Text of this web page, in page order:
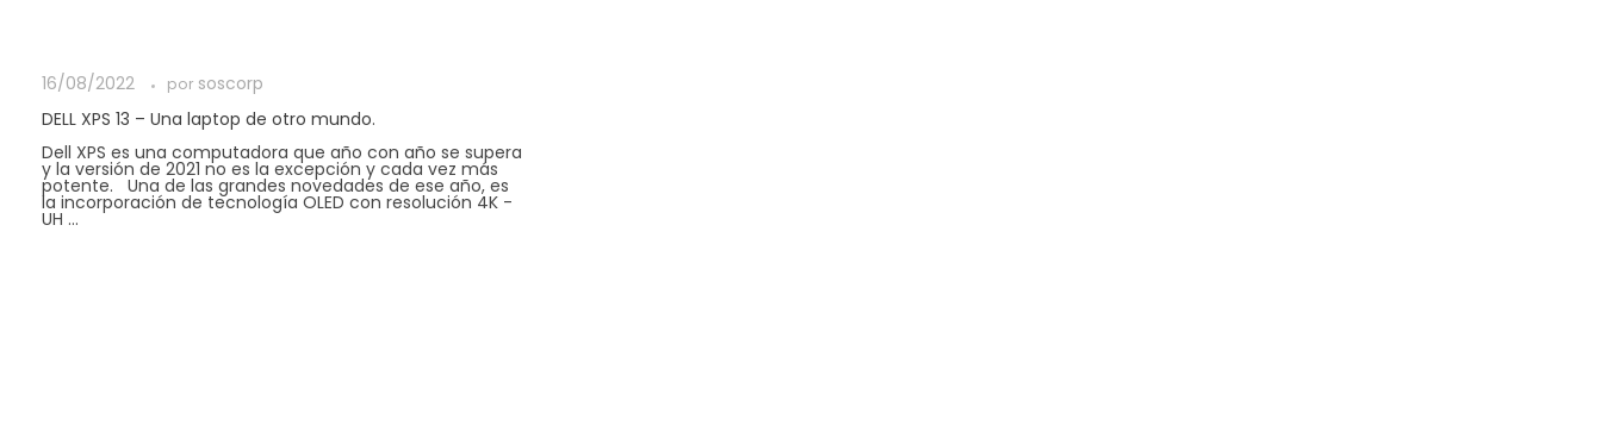
16/08/2022 por soscorp
DELL XPS 13 – Una laptop de otro mundo.
Dell XPS es una computadora que año con año se supera
y la versión de 2021 no es la excepción y cada vez más
potente. Una de las grandes novedades de ese año, es
la incorporación de tecnología OLED con resolución 4K -
UH ...